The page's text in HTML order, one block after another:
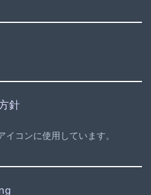
針
コンに使用しています。